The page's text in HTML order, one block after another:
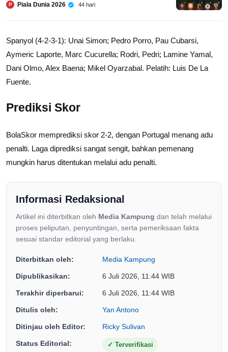
P Piala Dunia 2026 44 hari
Spanyol (4-2-3-1): Unai Simon; Pedro Porro, Pau Cubarsi,
Aymeric Laporte, Marc Cucurella; Rodri, Pedri; Lamine Yamal,
Dani Olmo, Alex Baena; Mikel Oyarzabal. Pelatih: Luis De La
Fuente.
Prediksi Skor
BolaSkor memprediksi skor 2-2, dengan Portugal menang adu
penalti. Laga diprediksi sangat sengit, bahkan pemenang
mungkin harus ditentukan melalui adu penalti.
Informasi Redaksional
Artikel ini diterbitkan oleh Media Kampung dan telah melalui
proses peliputan, penyuntingan, serta pemeriksaan fakta
sesuai standar editorial yang berlaku.
Diterbitkan oleh: Media Kampung
Dipublikasikan: 6 Juli 2026, 11:44 WIB
Terakhir diperbarui: 6 Juli 2026, 11:44 WIB
Ditulis oleh: Yan Antono
Ditinjau oleh Editor: Ricky Sulivan
Status Editorial: ✓ Terverifikasi